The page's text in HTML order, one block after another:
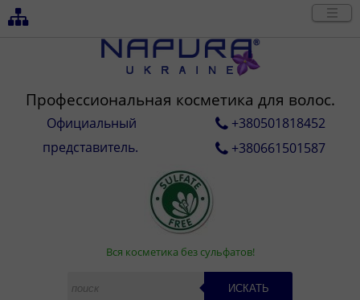
Профессиональная косметика для волос.
Официальный
представитель.
+380501818452
+380661501587
Вся косметика без сульфатов!
ИСКАТЬ